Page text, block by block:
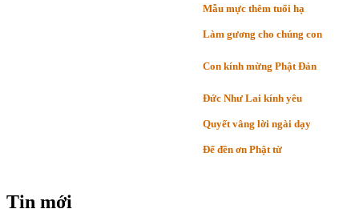
Mẫu mực thêm tuổi hạ
Làm gương cho chúng con
Con kính mừng Phật Đản
Đức Như Lai kính yêu
Quyết vâng lời ngài dạy
Để đền ơn Phật từ
Tin mới